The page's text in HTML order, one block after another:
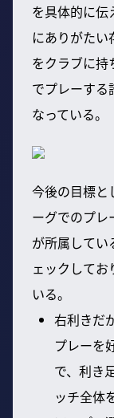
を具体的に伝
にありがた
をクラブに持
でプレーする
なっている。
今後の目標と
ーグでのプレ
が所属してい
ェックして
いる。
右利きだ
プレーを
で、利き
ッチ全体